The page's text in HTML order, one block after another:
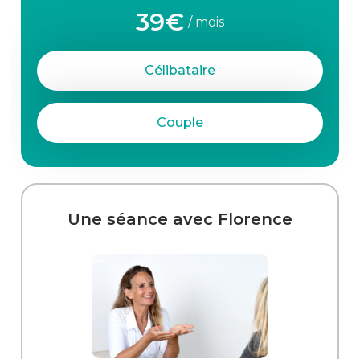
39€ / mois
Célibataire
Couple
Une séance avec Florence